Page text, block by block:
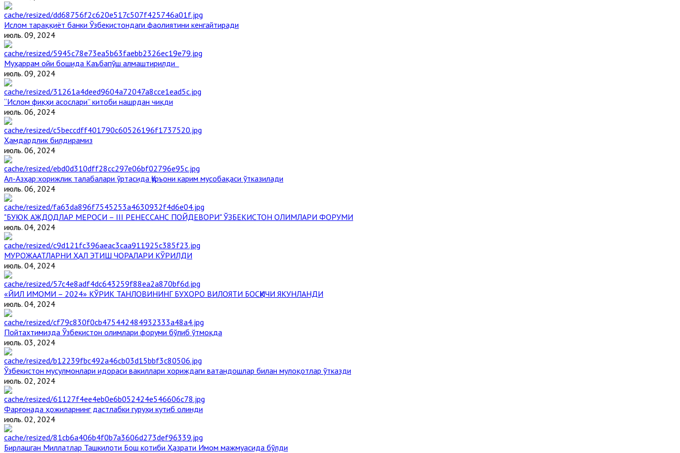
Ислом тараққиёт банки Ўзбекистондаги фаолиятини кенгайтиради
июль. 09, 2024
Муҳаррам ойи бошида Каъбапўш алмаштирилди
июль. 09, 2024
“Ислом фиқҳи асослари” китоби нашрдан чиқди
июль. 06, 2024
Ҳамдардлик билдирамиз
июль. 06, 2024
Aл-Aзҳар:хорижлик талабалари ўртасида Қуръони карим мусобақаси ўтказилади
июль. 06, 2024
"БУЮК АЖДОДЛАР МЕРОСИ – III РЕНЕССАНС ПОЙДЕВОРИ" ЎЗБЕКИСТОН ОЛИМЛАРИ ФОРУМИ
июль. 04, 2024
МУРОЖААТЛАРНИ ҲАЛ ЭТИШ ЧОРАЛАРИ КЎРИЛДИ
июль. 04, 2024
«ЙИЛ ИМОМИ – 2024» КЎРИК ТАНЛОВИНИНГ БУХОРО ВИЛОЯТИ БОСҚИЧИ ЯКУНЛАНДИ
июль. 04, 2024
Пойтахтимизда Ўзбекистон олимлари форуми бўлиб ўтмоқда
июль. 03, 2024
Ўзбекистон мусулмонлари идораси вакиллари хориждаги ватандошлар билан мулоқотлар ўтказди
июль. 02, 2024
Фарғонада ҳожиларнинг дастлабки гуруҳи кутиб олинди
июль. 02, 2024
Бирлашган Миллатлар Ташкилоти Бош котиби Ҳазрати Имом мажмуасида бўлди